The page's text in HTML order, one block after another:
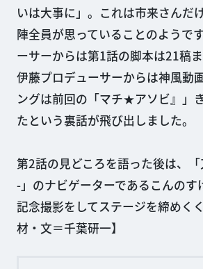
いは大事に」。これは市来さんだ
陣全員が思っていることのようで
ーサーからは第1話の脚本は21稿ま
伊藤プロデューサーからは神風動
ングは前回の「マチ★アソビ』」
たという裏話が飛び出しました。
第2話の見どころを語った後は、
-」のナビゲーターであるこんのす
記念撮影をしてステージを締めく
材・文＝千葉研一】